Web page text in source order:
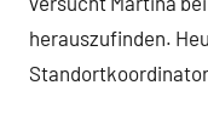
herauszufinden.